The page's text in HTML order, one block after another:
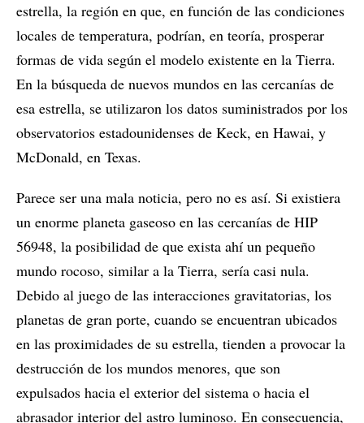
estrella, la región en que, en función de las condiciones
locales de temperatura, podrían, en teoría, prosperar
formas de vida según el modelo existente en la Tierra.
En la búsqueda de nuevos mundos en las cercanías de
esa estrella, se utilizaron los datos suministrados por los
observatorios estadounidenses de Keck, en Hawai, y
McDonald, en Texas.
Parece ser una mala noticia, pero no es así. Si existiera
un enorme planeta gaseoso en las cercanías de HIP
56948, la posibilidad de que exista ahí un pequeño
mundo rocoso, similar a la Tierra, sería casi nula.
Debido al juego de las interacciones gravitatorias, los
planetas de gran porte, cuando se encuentran ubicados
en las proximidades de su estrella, tienden a provocar la
destrucción de los mundos menores, que son
expulsados hacia el exterior del sistema o hacia el
abrasador interior del astro luminoso. En consecuencia,